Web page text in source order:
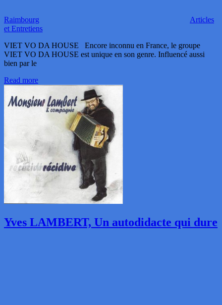
Raimbourg
Articles
et Entretiens
VIET VO DA HOUSE Encore inconnu en France, le groupe
VIET VO DA HOUSE est unique en son genre. Influencé aussi
bien par le
Read more
Yves LAMBERT, Un autodidacte qui dure